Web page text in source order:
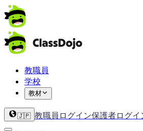
教職員
学校
教材
🇯🇵 教職員ログイン保護者ログイ